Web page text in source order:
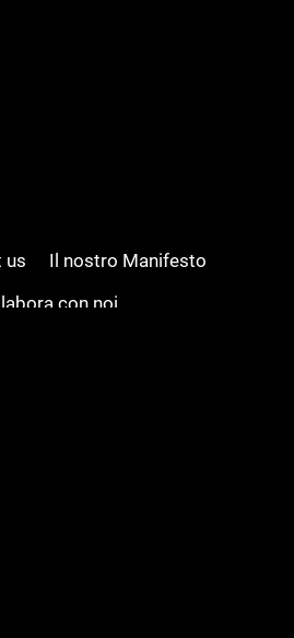
us
Il nostro Manifesto
con noi